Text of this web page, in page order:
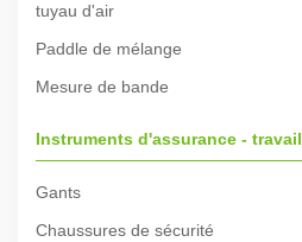
tuyau d'air
Paddle de mélange
Mesure de bande
Instruments d'assurance - travail
Gants
Chaussures de sécurité